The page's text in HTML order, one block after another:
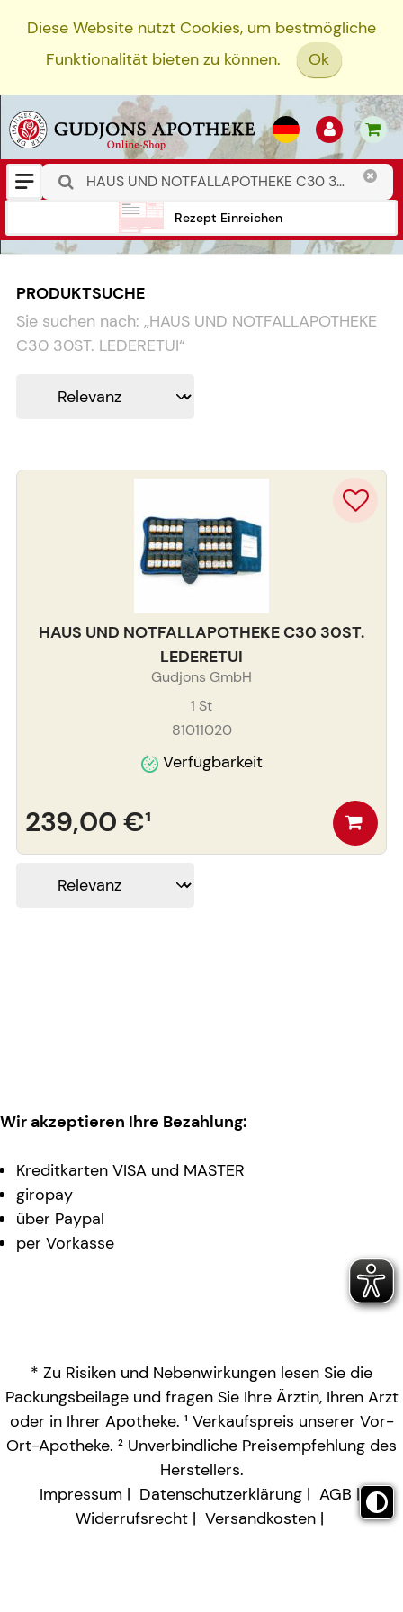
Diese Website nutzt Cookies, um bestmögliche
Funktionalität bieten zu können.
Ok
Rezept Einreichen
PRODUKTSUCHE
Sie suchen nach: „HAUS UND NOTFALLAPOTHEKE
C30 30ST. LEDERETUI“
HAUS UND NOTFALLAPOTHEKE C30 30ST.
LEDERETUI
Gudjons GmbH
1 St
81011020
Verfügbarkeit
239,00 €¹
Wir akzeptieren Ihre Bezahlung:
Kreditkarten VISA und MASTER
giropay
über Paypal
per Vorkasse
* Zu Risiken und Nebenwirkungen lesen Sie die
Packungsbeilage und fragen Sie Ihre Ärztin, Ihren Arzt
oder in Ihrer Apotheke. ¹ Verkaufspreis unserer Vor-
Ort-Apotheke. ² Unverbindliche Preisempfehlung des
Herstellers.
Impressum
Datenschutzerklärung
AGB
Widerrufsrecht
Versandkosten